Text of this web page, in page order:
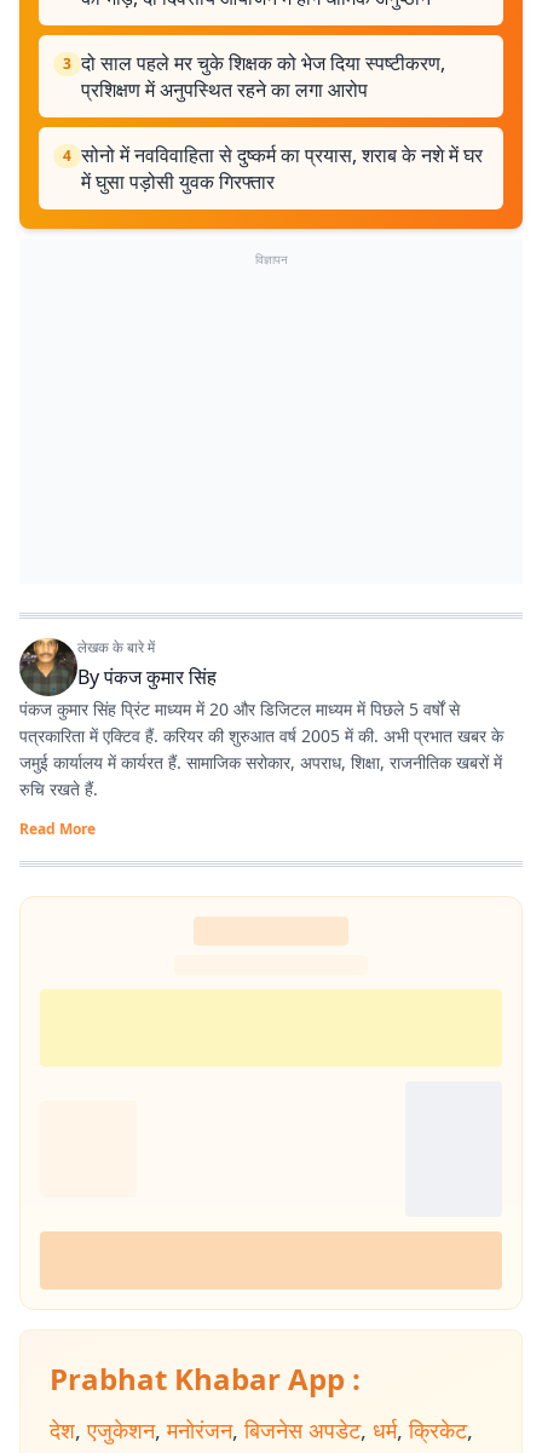
3 दो साल पहले मर चुके शिक्षक को भेज दिया स्पष्टीकरण,
प्रशिक्षण में अनुपस्थित रहने का लगा आरोप
4 सोनो में नवविवाहिता से दुष्कर्म का प्रयास, शराब के नशे में घर
में घुसा पड़ोसी युवक गिरफ्तार
विज्ञापन
लेखक के बारे में
Byपंकज कुमार सिंह
पंकज कुमार सिंह प्रिंट माध्यम में 20 और डिजिटल माध्यम में पिछले 5 वर्षों से
पत्रकारिता में एक्टिव हैं. करियर की शुरुआत वर्ष 2005 में की. अभी प्रभात खबर के
जमुई कार्यालय में कार्यरत हैं. सामाजिक सरोकार, अपराध, शिक्षा, राजनीतिक खबरों में
रुचि रखते हैं.
Read More
Prabhat Khabar App :
देश, एजुकेशन, मनोरंजन, बिजनेस अपडेट, धर्म, क्रिकेट,